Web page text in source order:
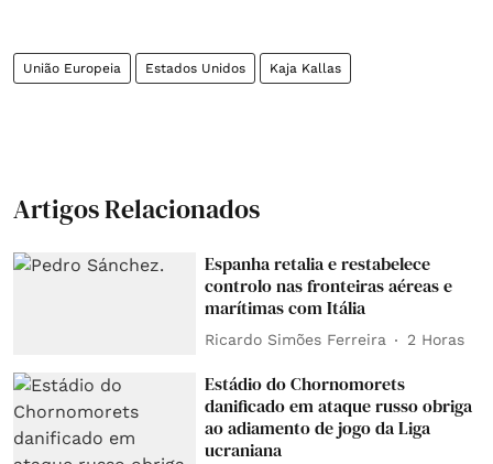
União Europeia Estados Unidos Kaja Kallas
Artigos Relacionados
Espanha retalia e restabelece
controlo nas fronteiras aéreas e
marítimas com Itália
Ricardo Simões Ferreira 2 Horas
Estádio do Chornomorets
danificado em ataque russo obriga
ao adiamento de jogo da Liga
ucraniana